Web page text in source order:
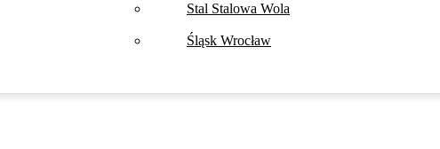
Stal Stalowa Wola
Śląsk Wrocław